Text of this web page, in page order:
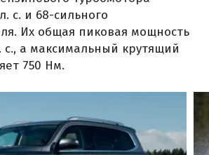
с. и 68-сильного
Их общая пиковая мощность
с., а максимальный крутящий
750 Нм.